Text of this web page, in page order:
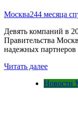
Москва244 месяца
Девять компаний в
Правительства
надежных
Читать далее
Новости